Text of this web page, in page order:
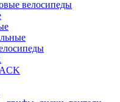
велосипеды